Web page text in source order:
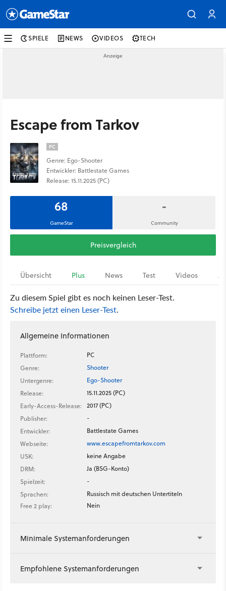
SPIELE NEWS VIDEOS TECH
Escape from Tarkov
PC
Genre: Ego-Shooter
Entwickler: Battlestate Games
Release: 15.11.2025 (PC)
68
GameStar
-
Community
Preisvergleich
Übersicht Plus News Test Videos
Zu diesem Spiel gibt es noch keinen Leser-Test.
Schreibe jetzt einen Leser-Test.
Allgemeine Informationen
Plattform:
PC
Genre:
Shooter
Untergenre:
Ego-Shooter
Release:
15.11.2025 (PC)
Early-Access-Release:
2017 (PC)
Publisher:
-
Entwickler:
Battlestate Games
Webseite:
www.escapefromtarkov.com
USK:
keine Angabe
DRM:
Ja (BSG-Konto)
Spielzeit:
-
Sprachen:
Russisch mit deutschen Untertiteln
Free 2 play:
Nein
Minimale Systemanforderungen
Empfohlene Systemanforderungen